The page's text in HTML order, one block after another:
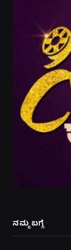
ನಮ್ಮ ಬಗ್ಗೆ